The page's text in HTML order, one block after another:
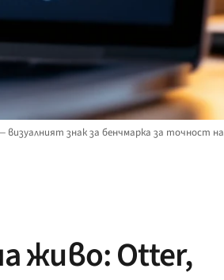
знак за бенчмарка за точност на
живо: Otter,